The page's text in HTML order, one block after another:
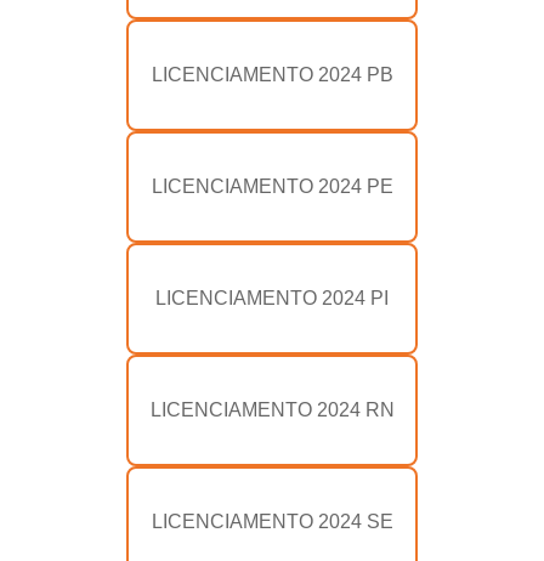
LICENCIAMENTO 2024 PB
LICENCIAMENTO 2024 PE
LICENCIAMENTO 2024 PI
LICENCIAMENTO 2024 RN
LICENCIAMENTO 2024 SE